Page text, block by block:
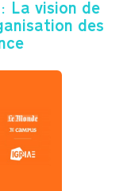
La vision de
des